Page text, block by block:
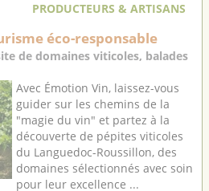
PRODUCTEURS & ARTISANS
éco-responsable
de domaines viticoles, balades
Avec Émotion Vin, laissez-vous
guider sur les chemins de la
"magie du vin" et partez à la
découverte de pépites viticoles
du Languedoc-Roussillon, des
domaines sélectionnés avec soin
pour leur excellence ...